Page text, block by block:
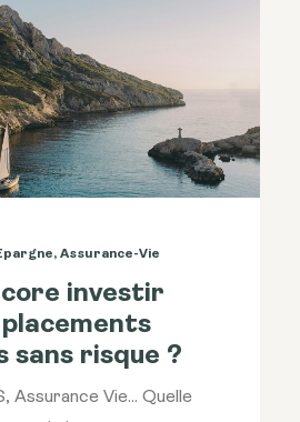
, Assurance-Vie
investir
sans risque ?
Assurance Vie... Quelle